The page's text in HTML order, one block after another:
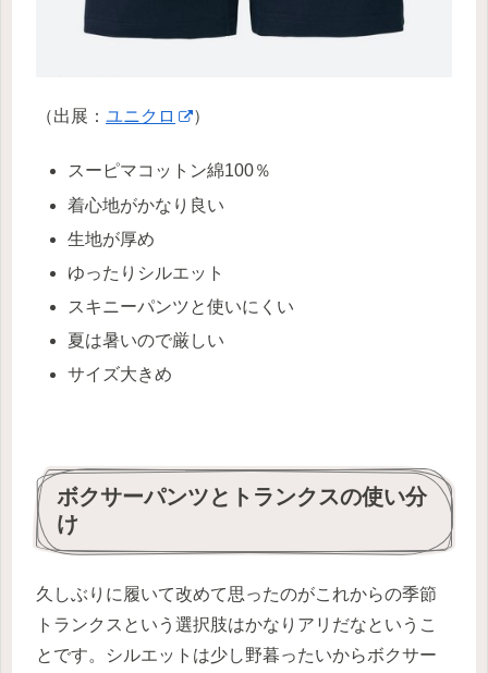
（出展： ユニクロ ）
スーピマコットン綿100％
着心地がかなり良い
生地が厚め
ゆったりシルエット
スキニーパンツと使いにくい
夏は暑いので厳しい
サイズ大きめ
ボクサーパンツとトランクスの使い分
け
久しぶりに履いて改めて思ったのがこれからの季節
トランクスという選択肢はかなりアリだなというこ
とです。シルエットは少し野暮ったいからボクサー